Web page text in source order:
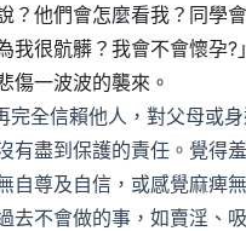
？他們會怎麼看我？同學
我很骯髒？我會不會懷孕?
傷一波波的襲來。
完全信賴他人，對父母或
有盡到保護的責任。覺得
自尊及自信，或感覺麻痺
去不會做的事，如賣淫、